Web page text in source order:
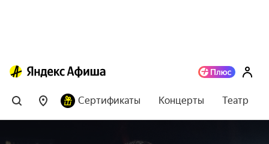
Сертификаты Концерты Театр